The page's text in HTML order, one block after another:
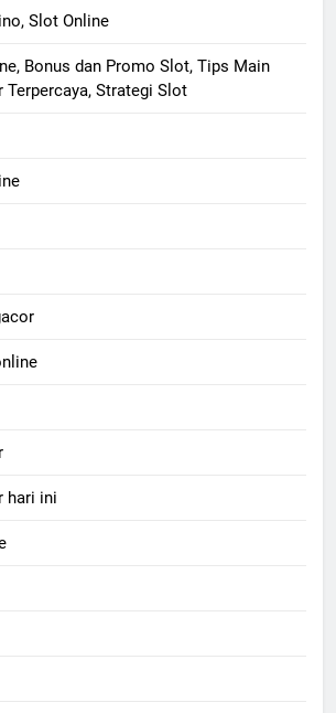
Slot Online
Bonus dan Promo Slot, Tips Main
Terpercaya, Strategi Slot
hari ini